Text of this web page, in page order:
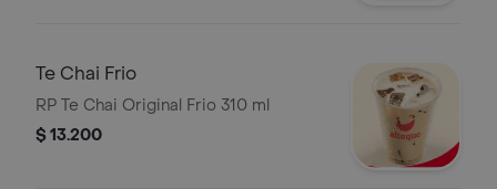
Te Chai Frio
RP Te Chai Original Frio 310 ml
$ 13.200